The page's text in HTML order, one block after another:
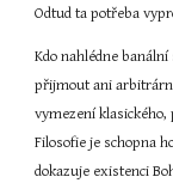
Odtud ta potřeba
Kdo nahlédne
přijmout ani
vymezení
Filosofie je schopna
dokazuje existenci